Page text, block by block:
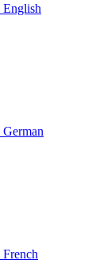
English
German
French